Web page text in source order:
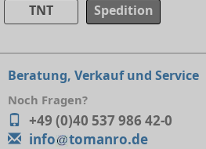
TNT
Spedition
Beratung, Verkauf und Service
Noch Fragen?
+49 (0)40 537 986 42-0
info
tomanro.de